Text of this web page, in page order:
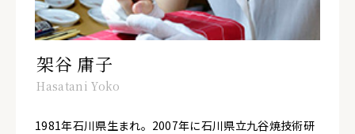
架谷 庸子
Hasatani Yoko
1981年石川県生まれ。2007年に石川県立九谷焼技術研